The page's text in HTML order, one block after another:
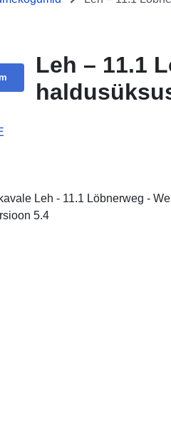
Leh – 11.1
Leh - 11.1 Löbnerweg -
5.4